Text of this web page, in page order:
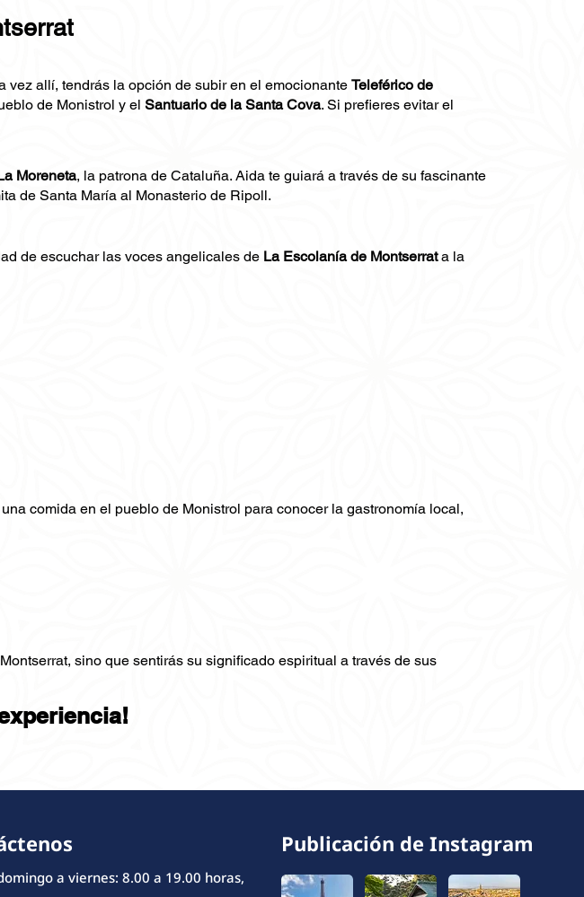
vez allí, tendrás la opción de subir en el emocionante Teleférico de
de Monistrol y el Santuario de la Santa Cova. Si prefieres evitar el
Moreneta, la patrona de Cataluña. Aida te guiará a través de su fascinante
de Santa María al Monasterio de Ripoll.
de escuchar las voces angelicales de La Escolanía de Montserrata la
comida en el pueblo de Monistrol para conocer la gastronomía local,
sino que sentirás su significado espiritual a través de sus
a viernes: 8.00 a 19.00 horas,
Publicación de Instagram